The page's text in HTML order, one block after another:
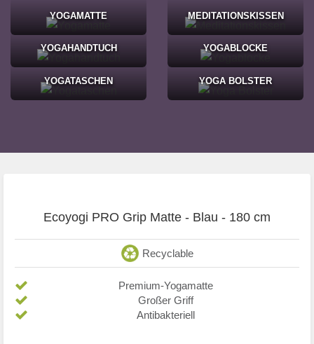
YOGAMATTE MEDITATIONSKISSEN
YOGAHANDTUCH YOGABLOCKE
YOGATASCHEN YOGA BOLSTER
Ecoyogi PRO Grip Matte - Blau - 180 cm
Recyclable
Premium-Yogamatte
Großer Griff
Antibakteriell